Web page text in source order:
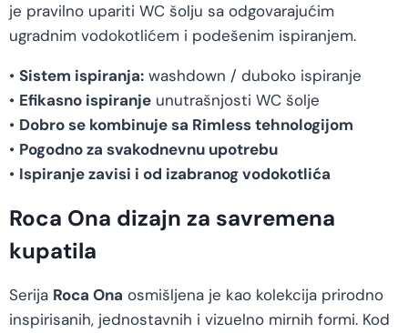
je pravilno upariti WC šolju sa odgovarajućim
ugradnim vodokotlićem i podešenim ispiranjem.
• Sistem ispiranja: washdown / duboko ispiranje
• Efikasno ispiranje unutrašnjosti WC šolje
• Dobro se kombinuje sa Rimless tehnologijom
• Pogodno za svakodnevnu upotrebu
• Ispiranje zavisi i od izabranog vodokotlića
Roca Ona dizajn za savremena
kupatila
Serija Roca Ona osmišljena je kao kolekcija prirodno
inspirisanih, jednostavnih i vizuelno mirnih formi. Kod